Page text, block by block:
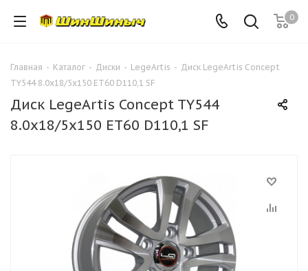
0
Главная - Каталог - Диски - LegeArtis - Диск LegeArtis Concept
TY544 8.0x18/5x150 ET60 D110,1 SF
Диск LegeArtis Concept TY544
8.0x18/5x150 ET60 D110,1 SF